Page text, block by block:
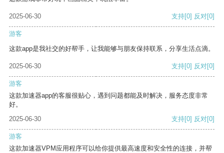
2025-06-30 支持[0] 反对[0]
游客
这款app是我社交的好帮手，让我能够与朋友保持联系，分享生活点滴。
2025-06-30 支持[0] 反对[0]
游客
这款加速器app的客服很贴心，遇到问题都能及时解决，服务态度非常
好。
2025-06-30
支持[0] 反对[0]
游客
这款加速器VPM应用程序可以给你提供最高速度和安全性的连接，并帮